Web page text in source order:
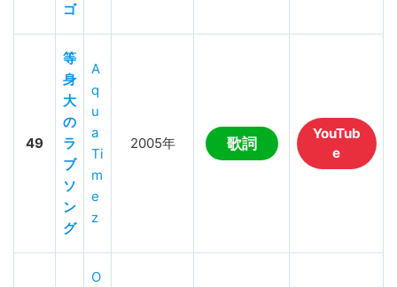
ゴ
49
等
身
大
の
ラ
ブ
ソ
ン
グ
A
q
u
a
Ti
m
e
z
2005年 歌詞
YouTub
e
O